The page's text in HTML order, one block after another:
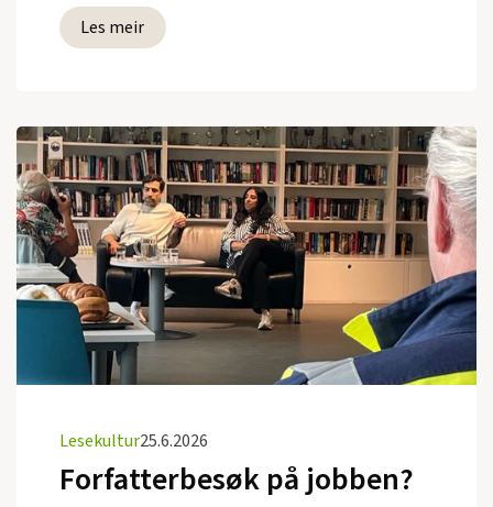
Les meir
Lesekultur25.6.2026
Forfatterbesøk på jobben?